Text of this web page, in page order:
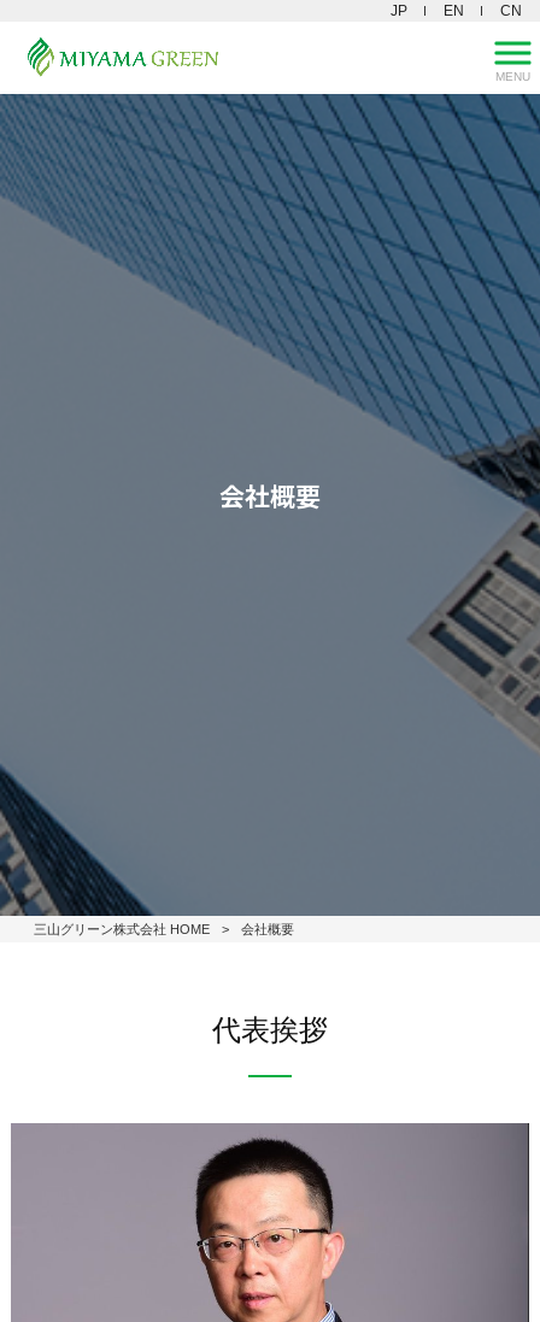
JP EN CN
MENU
会社概要
三山グリーン株式会社 HOME > 会社概要
代表挨拶